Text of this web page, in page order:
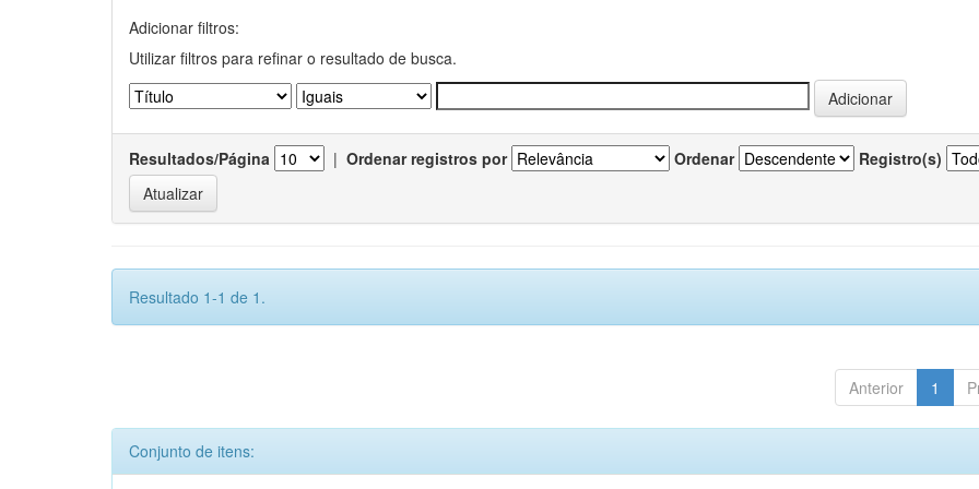
Adicionar filtros:
Utilizar filtros para refinar o resultado de busca.
Resultados/Página | Ordenar registros por Ordenar Registro(s)
Resultado 1-1 de 1.
Anterior 1
Conjunto de itens: